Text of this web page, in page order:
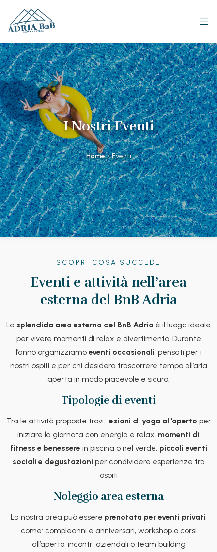
I Nostri Eventi
Home»Eventi
SCOPRI COSA SUCCEDE
Eventi e attività nell’area
esterna del BnB Adria
La splendida area esterna del BnB Adria è il luogo ideale
per vivere momenti di relax e divertimento. Durante
l’anno organizziamo eventi occasionali, pensati per i
nostri ospiti e per chi desidera trascorrere tempo all’aria
aperta in modo piacevole e sicuro.
Tipologie di eventi
Tra le attività proposte trovi: lezioni di yoga all’aperto per
iniziare la giornata con energia e relax, momenti di
fitness e benessere in piscina o nel verde, piccoli eventi
sociali e degustazioni per condividere esperienze tra
ospiti
Noleggio area esterna
La nostra area può essere prenotata per eventi privati,
come: compleanni e anniversari, workshop o corsi
all’aperto, incontri aziendali o team building